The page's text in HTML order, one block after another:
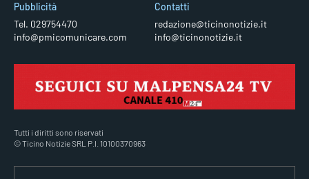
Pubblicità
Tel. 029754470
info@pmicomunicare.com
Contatti
redazione@ticinonotizie.it
info@ticinonotizie.it
Tutti i diritti sono riservati
© Ticino Notizie SRL P.I. 10100370963